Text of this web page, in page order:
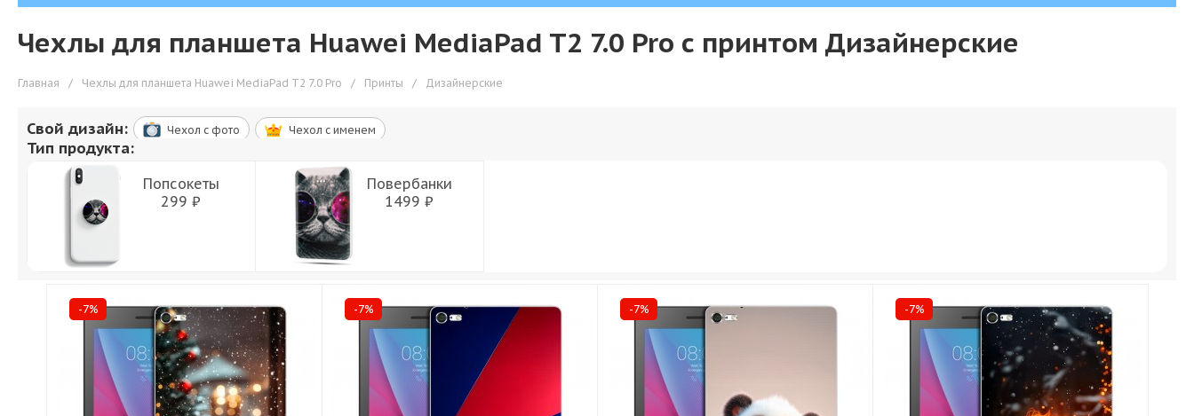
Чехлы для планшета Huawei MediaPad T2 7.0 Pro с принтом Дизайнерские
Главная / Чехлы для планшета Huawei MediaPad T2 7.0 Pro / Принты / Дизайнерские
Свой дизайн: Чехол c фото Чехол c именем
Тип продукта:
Попсокеты
299 ₽
Повербанки
1499 ₽
-7% -7% -7% -7%